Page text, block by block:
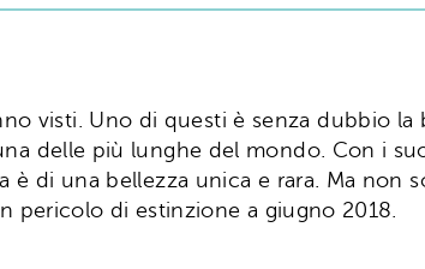
visti. Uno di questi è senza dubbio
delle più lunghe del mondo. Con i
è di una bellezza unica e rara. Ma non
pericolo di estinzione a giugno 2018.